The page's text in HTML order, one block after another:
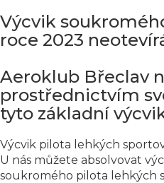
Výcvik
roce 2023
Aeroklub Břeclav
prostřednictvím
tyto základní
Výcvik pilota lehkých
U nás můžete absolvovat
soukromého pilota lehkých